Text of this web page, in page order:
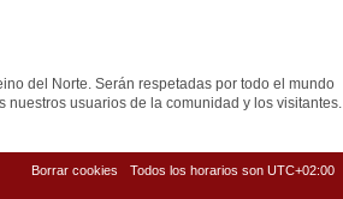
del Norte. Serán respetadas por todo el mundo
usuarios de la comunidad y los visitantes.
Todos los horarios son UTC+02:00
Borrar cookies